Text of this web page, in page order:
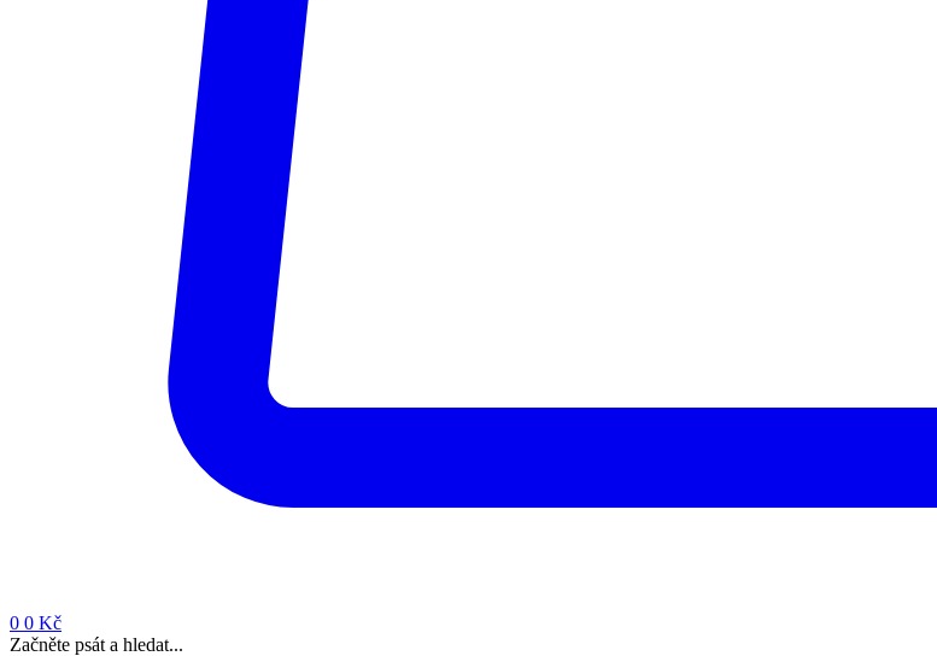
0 0 Kč
Začněte psát a hledat...